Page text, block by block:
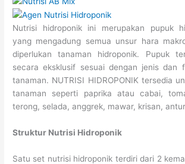
Nutrisi hidroponik ini merupakan pupuk
yang mengadung semua unsur hara
diperlukan tanaman hidroponik. Pupuk
secara eksklusif sesuai dengan jenis dan
tanaman. NUTRISI HIDROPONIK tersedia
tanaman seperti paprika atau cabai,
terong, selada, anggrek, mawar, krisan,
Struktur Nutrisi Hidroponik
Satu set nutrisi hidroponik terdiri dari 2